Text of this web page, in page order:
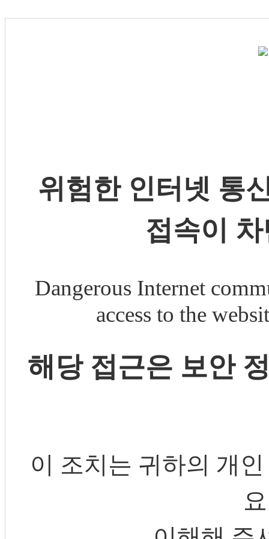
위험한 인터넷 통
접속이
Dangerous Internet
access to the
해당 접근은 보안
이 조치는 귀하의 개